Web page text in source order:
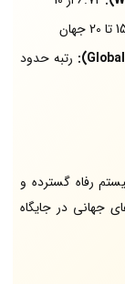
رتبه حدود
رفاه گسترده و
جهانی در جایگاه